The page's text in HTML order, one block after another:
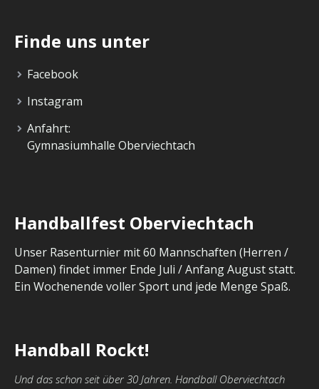
Finde uns unter
Facebook
Instagram
Anfahrt:
Gymnasiumhalle Oberviechtach
Handballfest Oberviechtach
Unser Rasenturnier mit 60 Mannschaften (Herren /
Damen) findet immer Ende Juli / Anfang August statt.
Ein Wochenende voller Sport und jede Menge Spaß.
Handball Rockt!
Und das schon seit über 30 Jahren. Handball Oberviechtach